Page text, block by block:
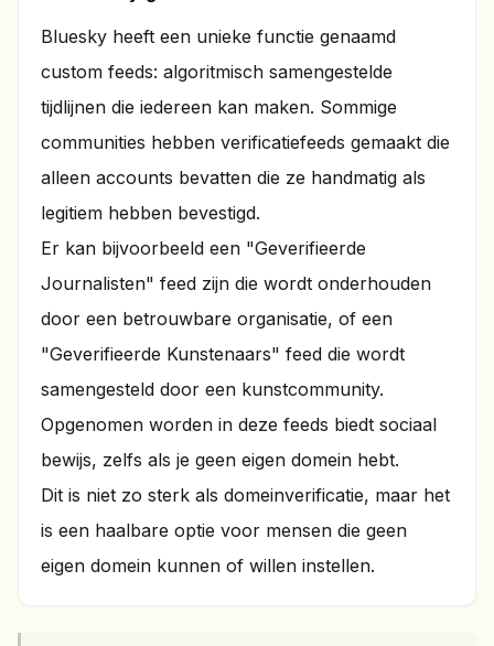
Bluesky heeft een unieke functie genaamd
custom feeds: algoritmisch samengestelde
tijdlijnen die iedereen kan maken. Sommige
communities hebben verificatiefeeds gemaakt die
alleen accounts bevatten die ze handmatig als
legitiem hebben bevestigd.
Er kan bijvoorbeeld een "Geverifieerde
Journalisten" feed zijn die wordt onderhouden
door een betrouwbare organisatie, of een
"Geverifieerde Kunstenaars" feed die wordt
samengesteld door een kunstcommunity.
Opgenomen worden in deze feeds biedt sociaal
bewijs, zelfs als je geen eigen domein hebt.
Dit is niet zo sterk als domeinverificatie, maar het
is een haalbare optie voor mensen die geen
eigen domein kunnen of willen instellen.